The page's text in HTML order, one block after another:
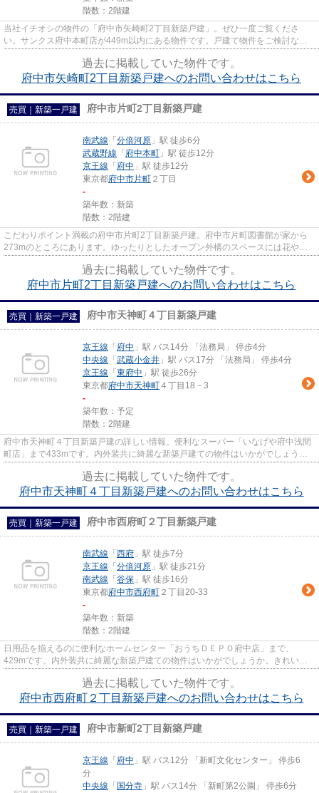
階数：2階建
当社イチオシの物件の「府中市矢崎町2丁目新築戸建」。ぜひ一度ご覧くださ
い。サンクス府中本町店が449m以内にある物件です。戸建て物件をご検討な
過去に掲載していた物件です。
府中市矢崎町2丁目新築戸建へのお問い合わせはこちら
売買｜新築一戸建 府中市片町2丁目新築戸建
南武線 「 分倍河原 」駅 徒歩6分
武蔵野線 「 府中本町 」駅 徒歩12分
京王線 「 府中 」駅 徒歩12分
東京都府中市片町 ２丁目
-
築年数：新築
階数：2階建
こだわりポイント満載の府中市片町2丁目新築戸建。府中市片町図書館が家から
273mのところにあります。ゆったりとしたオープン外構のスペースには花や緑
過去に掲載していた物件です。
府中市片町2丁目新築戸建へのお問い合わせはこちら
売買｜新築一戸建 府中市天神町４丁目新築戸建
京王線 「 府中 」駅 バス14分 「法務局」 停歩4分
中央線 「 武蔵小金井 」駅 バス17分 「法務局」 停歩4分
京王線 「 東府中 」駅 徒歩26分
東京都府中市天神町 ４丁目18－3
-
築年数：予定
階数：2階建
府中市天神町４丁目新築戸建の詳しい情報。便利なスーパー「いなげや府中浅間
町店」まで433mです。内外装共に綺麗な新築戸建ての物件はいかがでしょう
過去に掲載していた物件です。
府中市天神町４丁目新築戸建へのお問い合わせはこちら
売買｜新築一戸建 府中市西府町２丁目新築戸建
南武線 「 西府 」駅 徒歩7分
京王線 「 分倍河原 」駅 徒歩21分
南武線 「 谷保 」駅 徒歩16分
東京都府中市西府町 ２丁目20-33
-
築年数：新築
階数：2階建
日用品を揃えるのに便利なホームセンター「おうちＤＥＰＯ府中店」まで、
429mです。内外装共に綺麗な新築戸建ての物件はいかがでしょうか。きれいな
過去に掲載していた物件です。
府中市西府町２丁目新築戸建へのお問い合わせはこちら
売買｜新築一戸建 府中市新町2丁目新築戸建
京王線 「 府中 」駅 バス12分 「新町文化センター」 停歩6
分
中央線 「 国分寺 」駅 バス14分 「新町第2公園」 停歩6分